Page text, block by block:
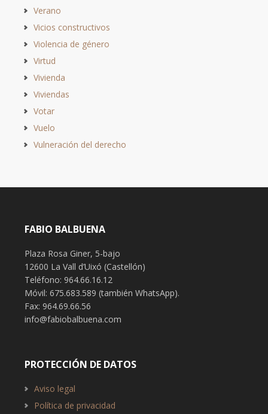
Verano
Vicios constructivos
Violencia de género
Virtud
Vivienda
Viviendas
Votar
Vuelo
Vulneración del derecho
FABIO BALBUENA
Plaza Rosa Giner, 5-bajo
12600 La Vall d’Uixó (Castellón)
Teléfono: 964.66.16.12
Móvil: 675.683.589 (también WhatsApp).
Fax: 964.69.66.56
info@fabiobalbuena.com
PROTECCIÓN DE DATOS
Aviso legal
Política de privacidad